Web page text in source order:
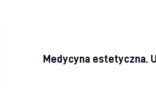
Medycyna estetyczna.